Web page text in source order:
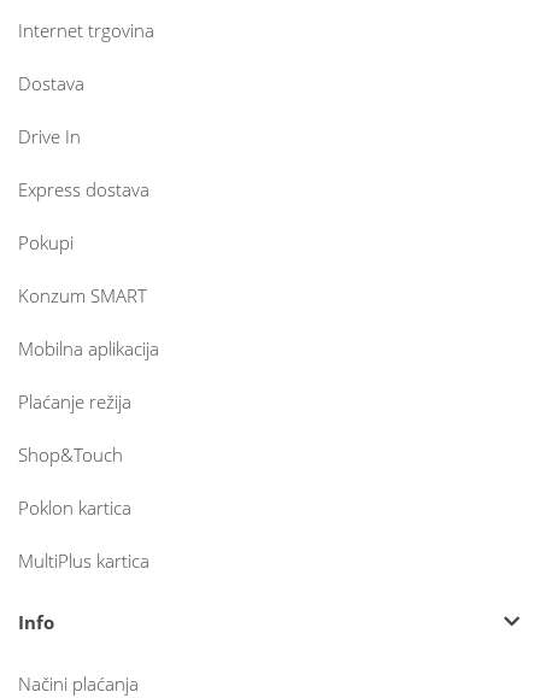
Internet trgovina
Dostava
Drive In
Express dostava
Pokupi
Konzum SMART
Mobilna aplikacija
Plaćanje režija
Shop&Touch
Poklon kartica
MultiPlus kartica
Info
Načini plaćanja